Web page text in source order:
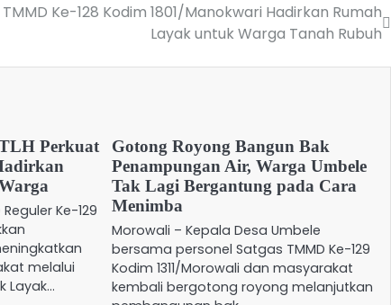
TMMD Ke-128 Kodim 1801/Manokwari Hadirkan Rumah
Layak untuk Warga Tanah Rubuh
Perkuat
Ke-129
melalui
Layak…
Gotong Royong Bangun Bak
Penampungan Air, Warga Umbele
Tak Lagi Bergantung pada Cara
Menimba
Morowali – Kepala Desa Umbele
bersama personel Satgas TMMD Ke-129
Kodim 1311/Morowali dan masyarakat
kembali bergotong royong melanjutkan